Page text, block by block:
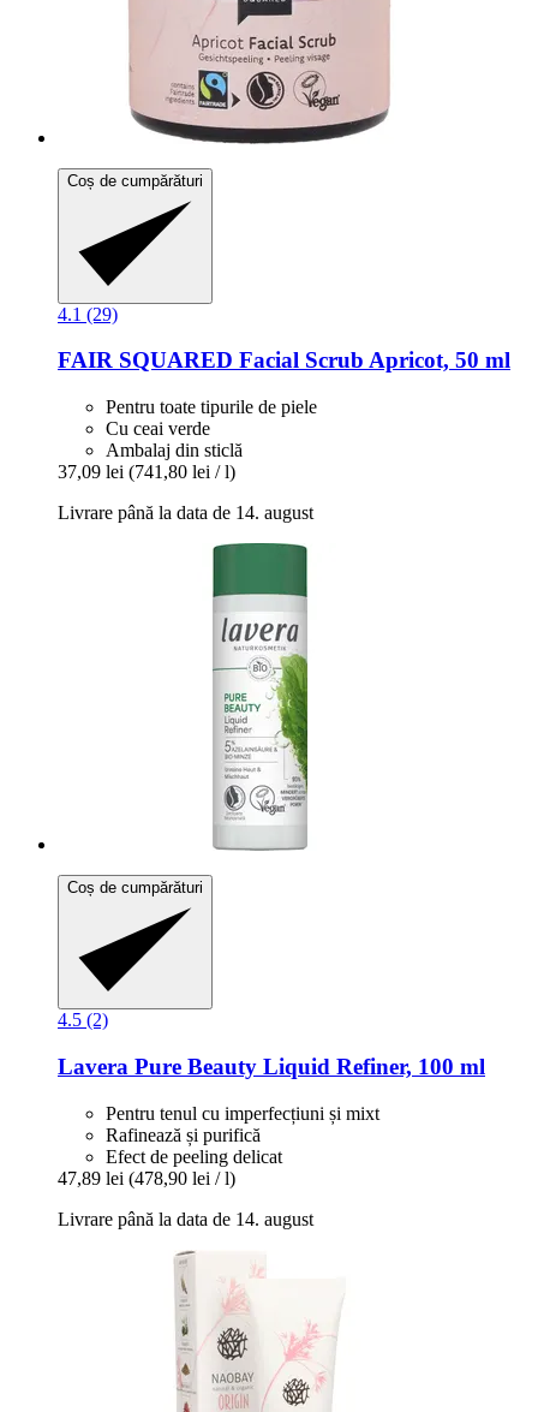
Coș de cumpărături
4.1 (29)
FAIR SQUARED Facial Scrub Apricot, 50 ml
Pentru toate tipurile de piele
Cu ceai verde
Ambalaj din sticlă
37,09 lei (741,80 lei / l)
Livrare până la data de 14. august
Coș de cumpărături
4.5 (2)
Lavera Pure Beauty Liquid Refiner, 100 ml
Pentru tenul cu imperfecțiuni și mixt
Rafinează și purifică
Efect de peeling delicat
47,89 lei (478,90 lei / l)
Livrare până la data de 14. august